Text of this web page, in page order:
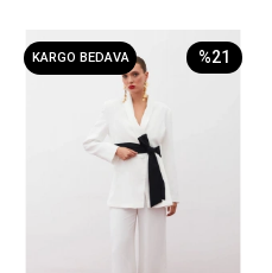
KARGO BEDAVA %21